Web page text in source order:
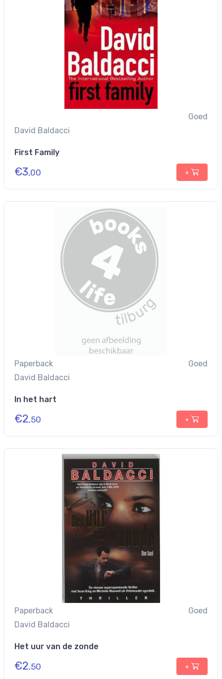
Goed
David Baldacci
First Family
€3,00 +
Paperback
Goed
David Baldacci
In het hart
€2,50 +
Paperback
Goed
David Baldacci
Het uur van de zonde
€2,50 +